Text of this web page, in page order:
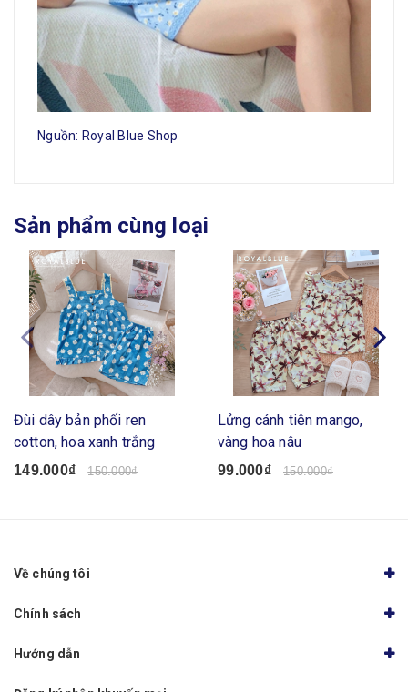
Nguồn: Royal Blue Shop
Sản phẩm cùng loại
Đùi dây bản phối ren
cotton, hoa xanh trắng
149.000₫ 150.000₫
Lửng cánh tiên mango,
vàng hoa nâu
99.000₫ 150.000₫
Về chúng tôi
Chính sách
Hướng dẫn